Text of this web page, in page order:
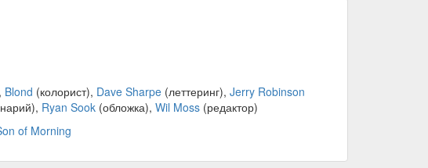
Blond (колорист), Dave Sharpe(леттеринг), Jerry Robinson
Ryan Sook(обложка), Wil Moss(редактор)
of Morning